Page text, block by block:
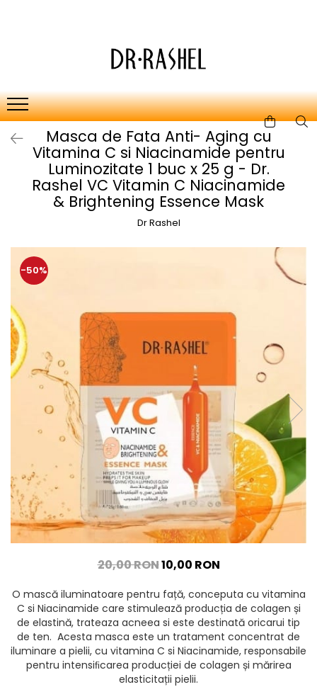
Lotiuni tonice
Creme de zi
Creme de noapte
Serumuri
Masti de fata
Ingrediente de baza
Colagen
Vitamina c
Retinol
AHA BHA
Ceai Verde
Acid Hialuronic
Masca de Fata Anti- Aging cu
Vitamina C si Niacinamide pentru
Luminozitate 1 buc x 25 g - Dr.
Rashel VC Vitamin C Niacinamide
& Brightening Essence Mask
Dr Rashel
-50%
20,00 RON10,00 RON
O mască iluminatoare pentru față, conceputa cu vitamina
C si Niacinamide care stimulează producția de colagen și
de elastină, trateaza acneea si este destinată oricarui tip
de ten. Acesta masca este un tratament concentrat de
iluminare a pielii, cu vitamina C si Niacinamide, responsabile
pentru intensiﬁcarea producției de colagen și mărirea
elasticitații pielii.